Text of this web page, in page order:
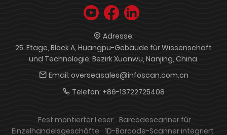
Adresse:
25. Etage, Block A, Huangpu-Gebäude für Wissenschaft
und Technologie, Bezirk Xuanwu, Nanjing, China.
Email: overseasales@infoscan.com.cn
Telefon: +86-13722725408
Fest montierter Leser Barcodescanner für
Einzelhandelsgeschäfte 1D-Barcode-Scanner integriert